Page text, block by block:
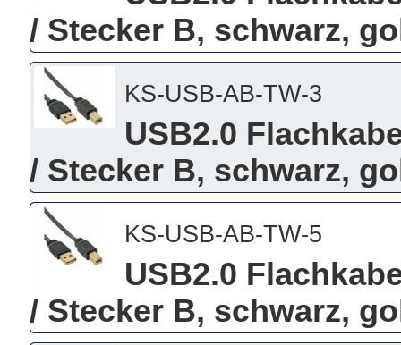
/ Stecker B, schwarz,
KS-USB-AB-TW-3
USB2.0
/ Stecker B, schwarz,
KS-USB-AB-TW-5
USB2.0
/ Stecker B, schwarz,